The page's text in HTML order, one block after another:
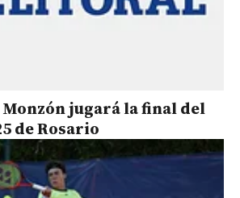
jugará la final del
de Rosario